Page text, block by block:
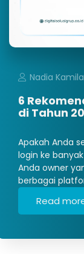
Nadia Kamila
6
di Tahun
Apakah Anda
login ke
Anda owner
berbagai
Read